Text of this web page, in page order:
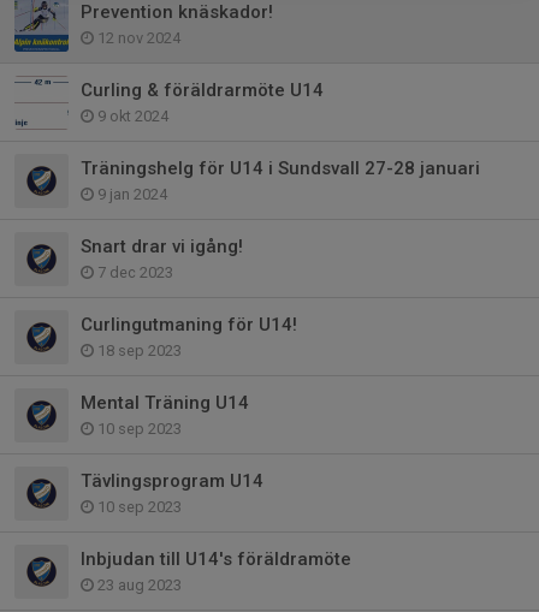
Prevention knäskador!
12 nov 2024
Curling & föräldrarmöte U14
9 okt 2024
Träningshelg för U14 i Sundsvall 27-28 januari
9 jan 2024
Snart drar vi igång!
7 dec 2023
Curlingutmaning för U14!
18 sep 2023
Mental Träning U14
10 sep 2023
Tävlingsprogram U14
10 sep 2023
Inbjudan till U14's föräldramöte
23 aug 2023